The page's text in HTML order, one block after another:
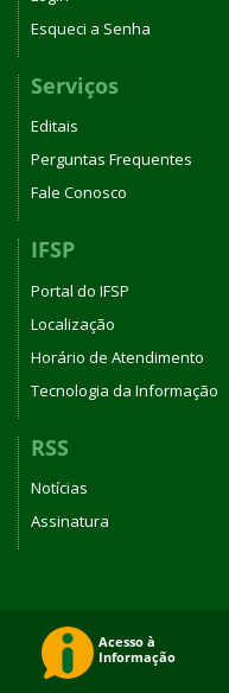
Esqueci a Senha
Serviços
Editais
Perguntas Frequentes
Fale Conosco
IFSP
Portal do IFSP
Localização
Horário de Atendimento
Tecnologia da Informação
RSS
Notícias
Assinatura